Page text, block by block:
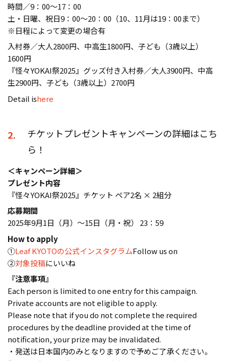
時間／9：00〜17：00
土・日曜、祝日9：00〜20：00（10、11月は19：00まで）
※日程によって変更の場合有
入村券／大人2800円、中高生1800円、子ども（3歳以上）
1600円
『怪々YOKAI祭2025』グッズ付き入村券／大人3900円、中高
生2900円、子ども（3歳以上）2700円
Detail ishere
2.
チケットプレゼントキャンペーンの詳細はこち
ら！
＜キャンペーン詳細＞
プレゼント内容
『怪々YOKAI祭2025』チケット ペア2名 × 2組分
応募期間
2025年9月1日（月）～15日（月・祝） 23：59
How to apply
①Leaf KYOTOの公式インスタグラムFollow us on
②対象投稿にいいね
『注意事項』
Each person is limited to one entry for this campaign.
Private accounts are not eligible to apply.
Please note that if you do not complete the required
procedures by the deadline provided at the time of
notification, your prize may be invalidated.
・発送は日本国内のみとなりますので予めご了承ください。